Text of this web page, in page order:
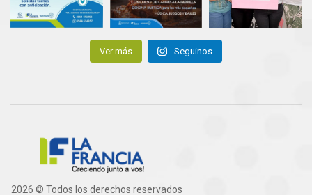
Ver más Seguinos
2026 © Todos los derechos reservados